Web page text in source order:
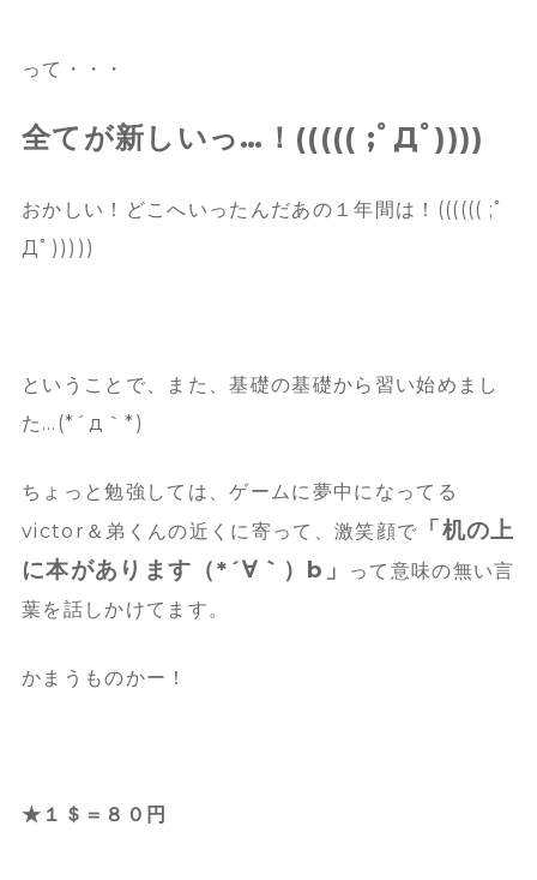
って・・・
全てが新しいっ…！((((( ;ﾟДﾟ))))
おかしい！どこへいったんだあの１年間は！(((((( ;ﾟ
Дﾟ)))))
ということで、また、基礎の基礎から習い始めまし
た…(*´д｀*)
ちょっと勉強しては、ゲームに夢中になってる
victor＆弟くんの近くに寄って、激笑顔で
「机の上
に本があります（*´∀｀）b」
って意味の無い言
葉を話しかけてます。
かまうものかー！
★１＄＝８０円